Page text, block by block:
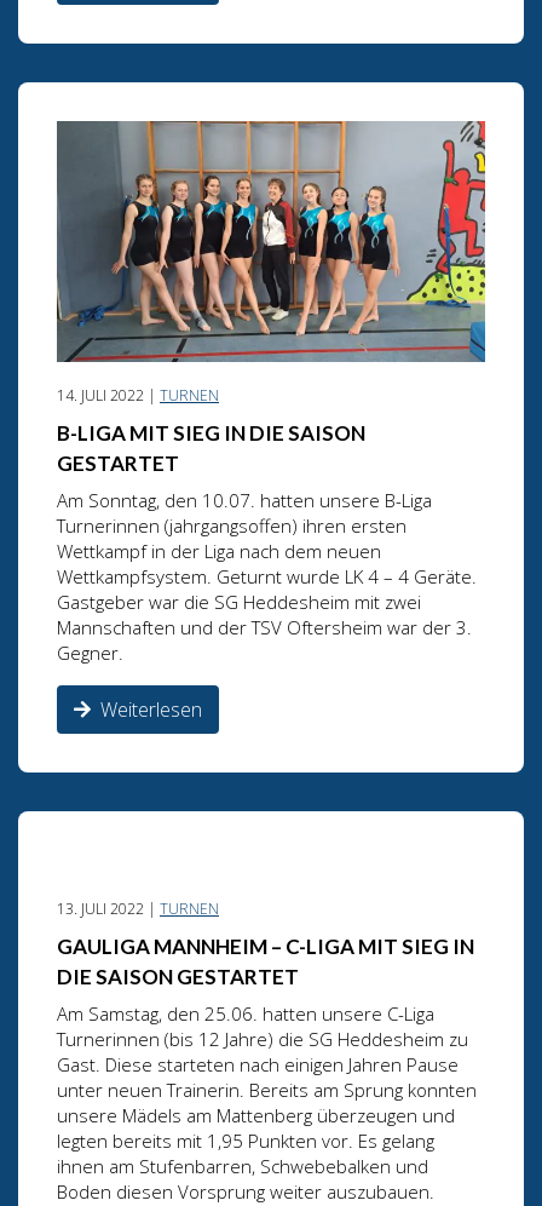
14. JULI 2022 | TURNEN
B-LIGA MIT SIEG IN DIE SAISON
GESTARTET
Am Sonntag, den 10.07. hatten unsere B-Liga
Turnerinnen (jahrgangsoffen) ihren ersten
Wettkampf in der Liga nach dem neuen
Wettkampfsystem. Geturnt wurde LK 4 – 4 Geräte.
Gastgeber war die SG Heddesheim mit zwei
Mannschaften und der TSV Oftersheim war der 3.
Gegner.
Weiterlesen
13. JULI 2022 | TURNEN
GAULIGA MANNHEIM – C-LIGA MIT SIEG IN
DIE SAISON GESTARTET
Am Samstag, den 25.06. hatten unsere C-Liga
Turnerinnen (bis 12 Jahre) die SG Heddesheim zu
Gast. Diese starteten nach einigen Jahren Pause
unter neuen Trainerin. Bereits am Sprung konnten
unsere Mädels am Mattenberg überzeugen und
legten bereits mit 1,95 Punkten vor. Es gelang
ihnen am Stufenbarren, Schwebebalken und
Boden diesen Vorsprung weiter auszubauen.